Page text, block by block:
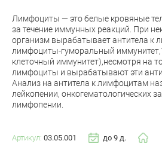
Лимфоциты — это белые кровяные
за течение иммунных реакций. При
организм вырабатывает антитела к
лимфоциты-гуморальный
клеточный иммунитет),несмотря на
лимфоциты и вырабатывают эти
Анализ на антитела к лимфоцитам
лейкопении, онкогематологических
лимфопении.
Артикул: 03.05.001 до 9 д.